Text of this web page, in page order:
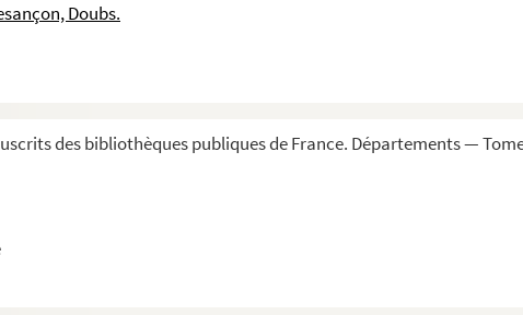
Doubs.
des bibliothèques publiques de France. Départements —
chiffrées)
Copie